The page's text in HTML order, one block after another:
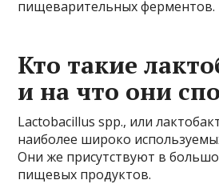
пищеварительных ферментов.
Кто такие
и на что они
Lactobacillus spp., или
наиболее широко
Они же присутствуют в
пищевых продуктов.